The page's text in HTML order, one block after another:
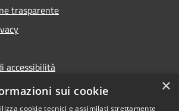
trasparente
accessibilità
Feedback
×
sui cookie
cookie tecnici e assimilati strettamente